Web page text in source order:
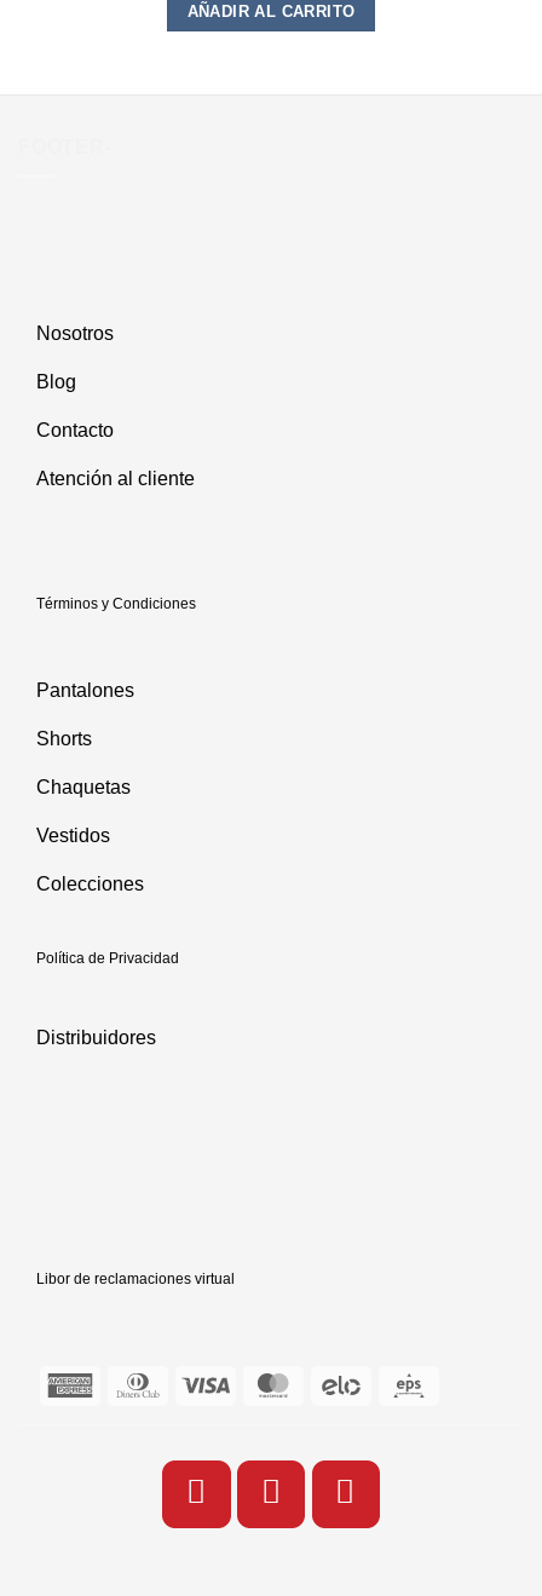
AÑADIR AL CARRITO
Nosotros
Blog
Contacto
Atención al cliente
Términos y Condiciones
Pantalones
Shorts
Chaquetas
Vestidos
Colecciones
Política de Privacidad
Distribuidores
Libor de reclamaciones virtual